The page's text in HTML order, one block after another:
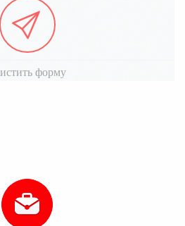
форму